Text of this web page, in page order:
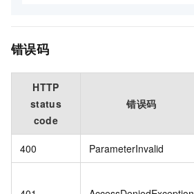
错误码
HTTP
status
code
错误码
400 ParameterInvalid